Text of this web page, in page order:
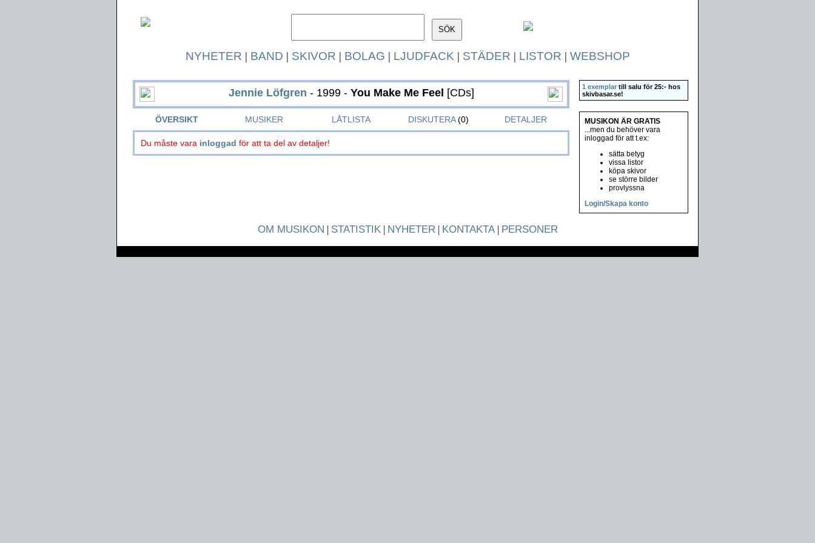
NYHETER | BAND | SKIVOR | BOLAG | LJUDFACK | STÄDER | LISTOR | WEBSHOP
Jennie Löfgren - 1999 - You Make Me Feel [CDs]
ÖVERSIKT MUSIKER LÅTLISTA DISKUTERA(0) DETALJER
Du måste vara inloggad för att ta del av detaljer!
1 exemplar till salu för 25:- hos
skivbasar.se!
MUSIKON ÄR GRATIS
...men du behöver vara
inloggad för att t.ex:
sätta betyg
vissa listor
köpa skivor
se större bilder
provlyssna
Login/Skapa konto
OM MUSIKON | STATISTIK| NYHETER| KONTAKTA| PERSONER